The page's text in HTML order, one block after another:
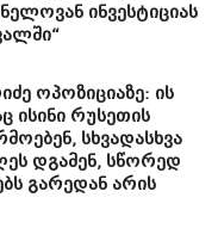
ინვესტიციას
ოპოზიციაზე: ის
ისინი რუსეთის
სხვადასხვა
დგამენ, სწორედ
გარედან არის